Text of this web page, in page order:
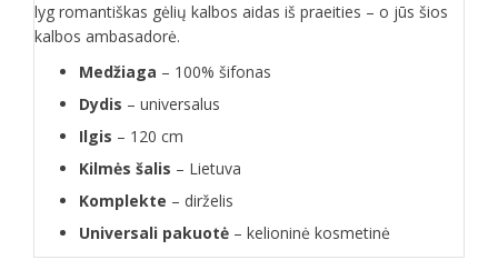
lyg romantiškas gėlių kalbos aidas iš praeities – o jūs šios
kalbos ambasadorė.
Medžiaga – 100% šifonas
Dydis – universalus
Ilgis – 120 cm
Kilmės šalis – Lietuva
Komplekte – dirželis
Universali pakuotė – kelioninė kosmetinė